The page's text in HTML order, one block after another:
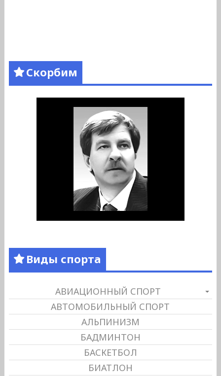
Скорбим
Виды спорта
АВИАЦИОННЫЙ СПОРТ
АВТОМОБИЛЬНЫЙ СПОРТ
АЛЬПИНИЗМ
БАДМИНТОН
БАСКЕТБОЛ
БИАТЛОН